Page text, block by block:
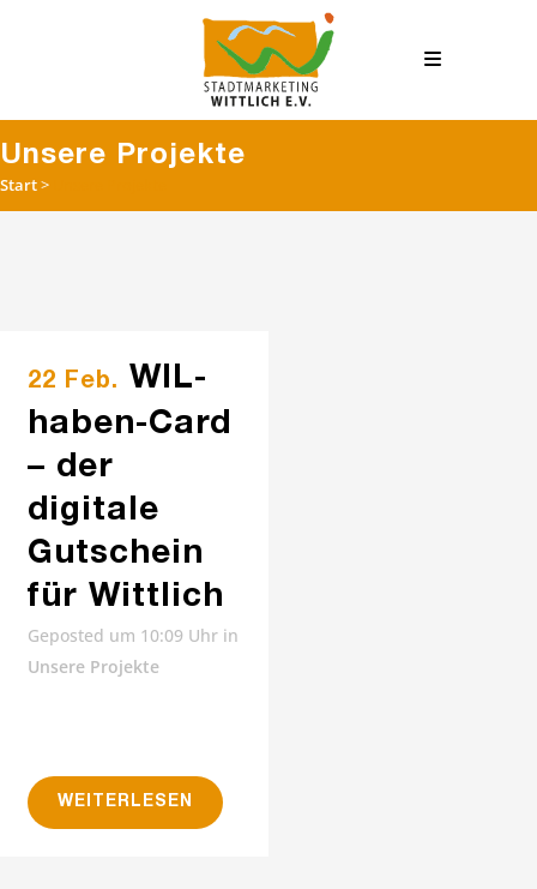
Unsere Projekte
Start>
22 Feb. WIL-
haben-Card
– der
digitale
Gutschein
für Wittlich
Geposted um 10:09 Uhr in
Unsere Projekte
WEITERLESEN